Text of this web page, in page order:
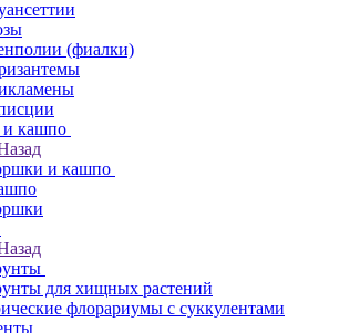
(фиалки)
кашпо
и кашпо
для хищных растений
флорариумы с суккулентами